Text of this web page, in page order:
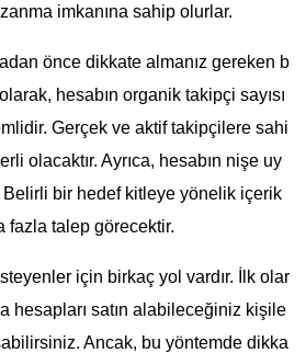
imkanına sahip olurlar.
önce dikkate almanız gereken b
hesabın organik takipçi sayısı
Gerçek ve aktif takipçilere sahi
olacaktır. Ayrıca, hesabın nişe uy
bir hedef kitleye yönelik içerik
fazla talep görecektir.
için birkaç yol vardır. İlk olar
hesapları satın alabileceğiniz kişile
Ancak, bu yöntemde dikka